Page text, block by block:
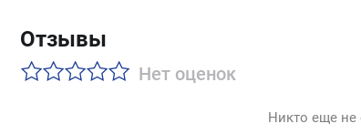
Отзывы
Нет оценок
Никто еще не